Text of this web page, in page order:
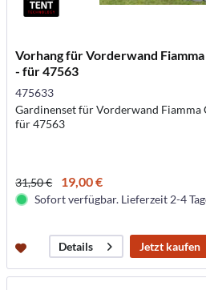
Vorhang für Vorderwand
- für 47563
475633
Gardinenset für Vorderwand Fiamma
für 47563
31,50 € 19,00 €
Sofort verfügbar. Lieferzeit 2-4
Details Jetzt kaufen